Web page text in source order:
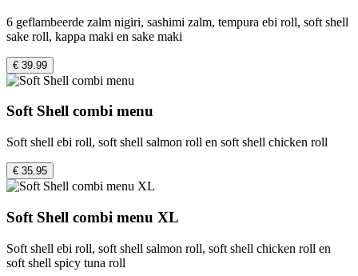
6 geflambeerde zalm nigiri, sashimi zalm, tempura ebi roll, soft shell
sake roll, kappa maki en sake maki
€ 39.99
Soft Shell combi menu
Soft shell ebi roll, soft shell salmon roll en soft shell chicken roll
€ 35.95
Soft Shell combi menu XL
Soft shell ebi roll, soft shell salmon roll, soft shell chicken roll en
soft shell spicy tuna roll